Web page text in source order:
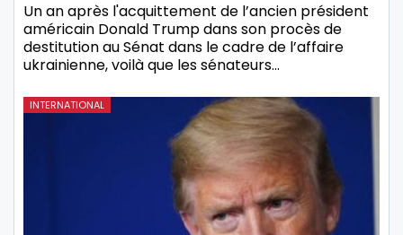
Un an après l'acquittement de l’ancien président
américain Donald Trump dans son procès de
destitution au Sénat dans le cadre de l’affaire
ukrainienne, voilà que les sénateurs…
INTERNATIONAL